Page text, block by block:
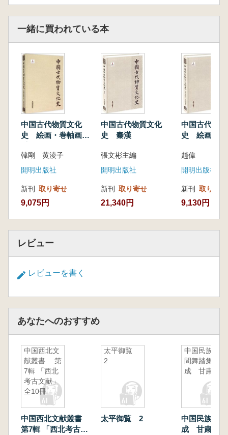
一緒に買われている本
中国古代物質文化
史 絵画・巻軸画
韓剛 黄淩子
開明出版社
新刊 取り寄せ
9,075円
中国古代物質文化
史 秦漢
張文彬主編
開明出版社
新刊 取り寄せ
21,340円
中国古代物
史 絵画 寺
趙偉
開明出版社
新刊 取り寄せ
9,130円
レビュー
レビューを書く
あなたへのおすすめ
中国西北文
献叢書 第
7輯 「西北
考古文献」
全10冊
中国西北文献叢書
第7輯 「西北考古文
太平御覧
2
太平御覧 2
中国民族民
間舞踏集
成 甘粛巻
中国民族民
成 甘粛巻